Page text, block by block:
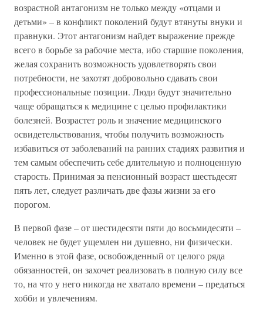
возрастной антагонизм не только между «отцами и
детьми» – в конфликт поколений будут втянуты внуки и
правнуки. Этот антагонизм найдет выражение прежде
всего в борьбе за рабочие места, ибо старшие поколения,
желая сохранить возможность удовлетворять свои
потребности, не захотят добровольно сдавать свои
профессиональные позиции. Люди будут значительно
чаще обращаться к медицине с целью профилактики
болезней. Возрастет роль и значение медицинского
освидетельствования, чтобы получить возможность
избавиться от заболеваний на ранних стадиях развития и
тем самым обеспечить себе длительную и полноценную
старость. Принимая за пенсионный возраст шестьдесят
пять лет, следует различать две фазы жизни за его
порогом.
В первой фазе – от шестидесяти пяти до восьмидесяти –
человек не будет ущемлен ни душевно, ни физически.
Именно в этой фазе, освобожденный от целого ряда
обязанностей, он захочет реализовать в полную силу все
то, на что у него никогда не хватало времени – предаться
хобби и увлечениям.